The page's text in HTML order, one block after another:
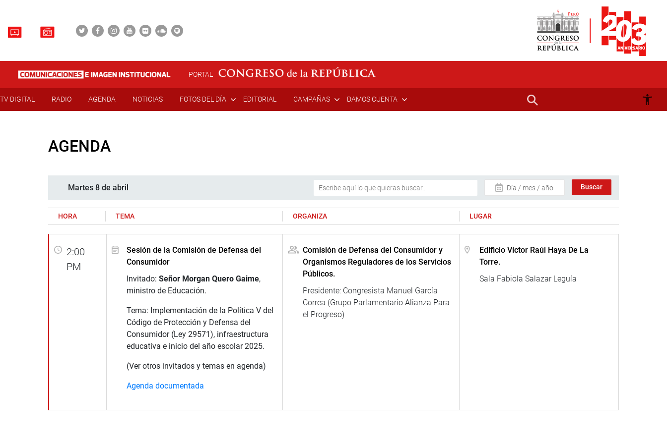
PORTAL
TV DIGITAL RADIO AGENDA NOTICIAS FOTOS DEL DÍA EDITORIAL CAMPAÑAS DAMOS CUENTA
AGENDA
Martes 8 de abril Día / mes / año
HORA TEMA ORGANIZA LUGAR
2:00
PM
Sesión de la Comisión de Defensa del
Consumidor
Invitado: Señor Morgan Quero Gaime,
ministro de Educación.
Tema: Implementación de la Política V del
Código de Protección y Defensa del
Consumidor (Ley 29571), infraestructura
educativa e inicio del año escolar 2025.
(Ver otros invitados y temas en agenda)
Agenda documentada
Comisión de Defensa del Consumidor y
Organismos Reguladores de los Servicios
Públicos.
Presidente: Congresista Manuel García
Correa (Grupo Parlamentario Alianza Para
el Progreso)
Edificio Víctor Raúl Haya De La
Torre.
Sala Fabiola Salazar Leguía